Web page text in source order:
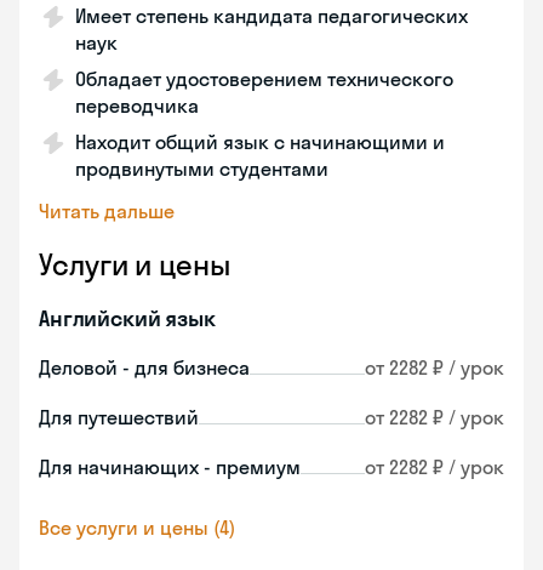
Имеет степень кандидата педагогических
наук
Обладает удостоверением технического
переводчика
Находит общий язык с начинающими и
продвинутыми студентами
Читать дальше
Услуги и цены
Английский язык
Деловой - для бизнеса от 2282 ₽ / урок
Для путешествий от 2282 ₽ / урок
Для начинающих - премиум от 2282 ₽ / урок
Все услуги и цены (4)